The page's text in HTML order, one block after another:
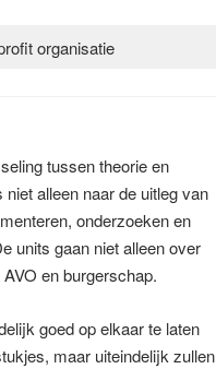
organisatie
tussen theorie en
alleen naar de uitleg van
onderzoeken en
units gaan niet alleen over
en burgerschap.
goed op elkaar te laten
maar uiteindelijk zullen